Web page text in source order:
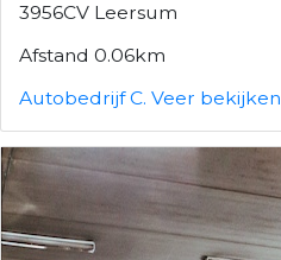
3956CV Leersum
Afstand 0.06km
Autobedrijf C. Veer bekijken